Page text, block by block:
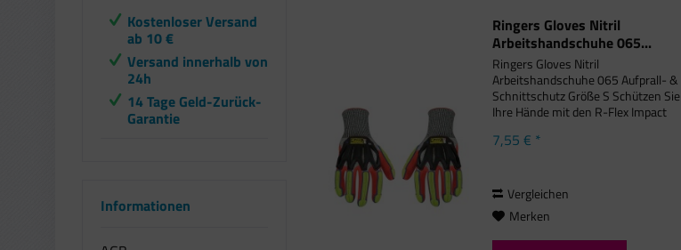
Delechef
Ecobug
Elina Clean
ERNESTO
Excellent Houseware
HKBTCH
Kostenloser Versand
ab 10 €
Versand innerhalb von
24h
14 Tage Geld-Zurück-
Garantie
Informationen
Ringers Gloves Nitril
Arbeitshandschuhe 065...
Ringers Gloves Nitril
Arbeitshandschuhe 065 Aufprall- &
Schnittschutz Größe S Schützen Sie
Ihre Hände mit den R-Flex Impact
Aufprallschutz auf der Oberseite der
7,55 € *
Vergleichen
Merken